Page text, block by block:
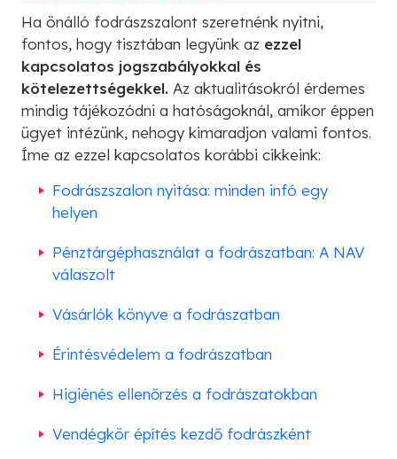
Ha önálló fodrászszalont szeretnénk nyitni,
fontos, hogy tisztában legyünk az ezzel
kapcsolatos jogszabályokkal és
kötelezettségekkel. Az aktualitásokról érdemes
mindig tájékozódni a hatóságoknál, amikor éppen
ügyet intézünk, nehogy kimaradjon valami fontos.
Íme az ezzel kapcsolatos korábbi cikkeink:
Fodrászszalon nyitása: minden infó egy
helyen
Pénztárgéphasználat a fodrászatban: A NAV
válaszolt
Vásárlók könyve a fodrászatban
Érintésvédelem a fodrászatban
Higiénés ellenőrzés a fodrászatokban
Vendégkör építés kezdő fodrászként